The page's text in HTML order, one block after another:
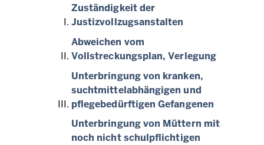
Zuständigkeit der
Justizvollzugsanstalten
Abweichen vom
Vollstreckungsplan, Verlegung
Unterbringung von kranken,
suchtmittelabhängigen und
pflegebedürftigen Gefangenen
Unterbringung von Müttern mit
noch nicht schulpflichtigen